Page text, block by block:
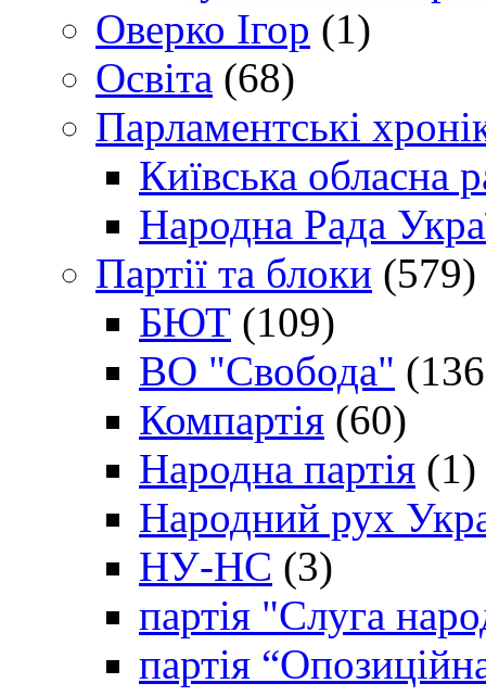
Оверко Ігор (1)
Освіта (68)
Парламентські
Київська обласна
Народна Рада
Партії та блоки (579)
БЮТ (109)
ВО "Свобода"
Компартія (60)
Народна партія (1)
Народний рух
НУ-НС (3)
партія "Слуга
партія